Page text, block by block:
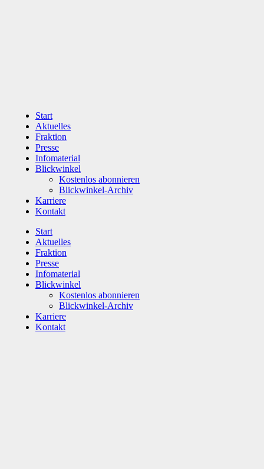
Start
Aktuelles
Fraktion
Presse
Infomaterial
Blickwinkel
Kostenlos abonnieren
Blickwinkel-Archiv
Karriere
Kontakt
Start
Aktuelles
Fraktion
Presse
Infomaterial
Blickwinkel
Kostenlos abonnieren
Blickwinkel-Archiv
Karriere
Kontakt